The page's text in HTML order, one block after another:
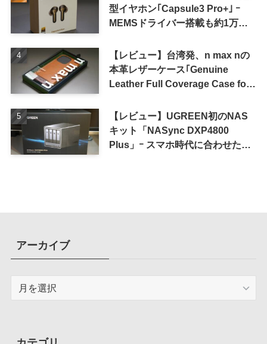
型イヤホン｢Capsule3 Pro+｣ ｰ
MEMSドライバー搭載も約1万円
【レビュー】台湾発、n max nの
本革レザーケース｢Genuine
Leather Full Coverage Case for
【レビュー】UGREEN初のNAS
キット「NASync DXP4800
Plus」ｰ スマホ時代に合わせた設
アーカイブ
ブ